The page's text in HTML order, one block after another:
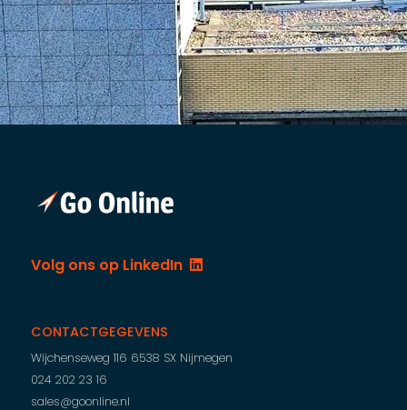
Volg ons op LinkedIn
CONTACTGEGEVENS
Wijchenseweg 116 6538 SX Nijmegen
024 202 23 16
sales@goonline.nl